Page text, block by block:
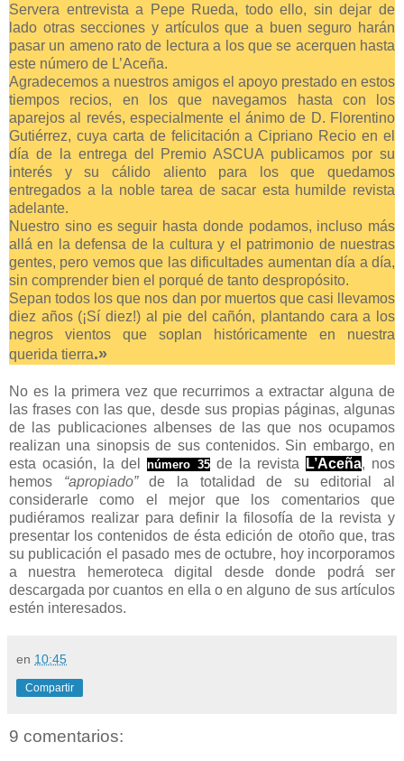
Servera entrevista a Pepe Rueda, todo ello, sin dejar de
lado otras secciones y artículos que a buen seguro harán
pasar un ameno rato de lectura a los que se acerquen hasta
este número de L’Aceña.
Agradecemos a nuestros amigos el apoyo prestado en estos
tiempos recios, en los que navegamos hasta con los
aparejos al revés, especialmente el ánimo de D. Florentino
Gutiérrez, cuya carta de felicitación a Cipriano Recio en el
día de la entrega del Premio ASCUA publicamos por su
interés y su cálido aliento para los que quedamos
entregados a la noble tarea de sacar esta humilde revista
adelante.
Nuestro sino es seguir hasta donde podamos, incluso más
allá en la defensa de la cultura y el patrimonio de nuestras
gentes, pero vemos que las dificultades aumentan día a día,
sin comprender bien el porqué de tanto despropósito.
Sepan todos los que nos dan por muertos que casi llevamos
diez años (¡Sí diez!) al pie del cañón, plantando cara a los
negros vientos que soplan históricamente en nuestra
querida tierra.»
No es la primera vez que recurrimos a extractar alguna de
las frases con las que, desde sus propias páginas, algunas
de las publicaciones albenses de las que nos ocupamos
realizan una sinopsis de sus contenidos. Sin embargo, en
esta ocasión, la delnúmero 35de la revista L’Aceña, nos
hemos “apropiado”de la totalidad de su editorial al
considerarle como el mejor que los comentarios que
pudiéramos realizar para definir la filosofía de la revista y
presentar los contenidos de ésta edición de otoño que, tras
su publicación el pasado mes de octubre, hoy incorporamos
a nuestra hemeroteca digital desde donde podrá ser
descargada por cuantos en ella o en alguno de sus artículos
estén interesados.
en 10:45
Compartir
9 comentarios: